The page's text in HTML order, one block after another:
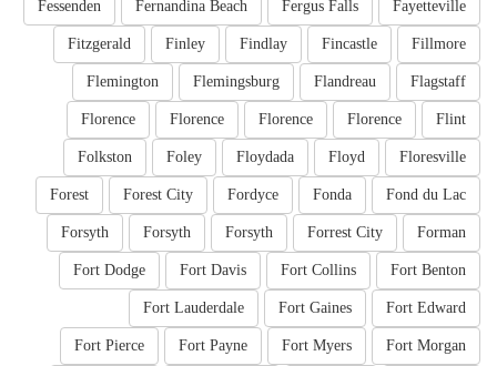
Fayetteville
Fergus Falls
Fernandina Beach
Fessenden
Fillmore
Fincastle
Findlay
Finley
Fitzgerald
Flagstaff
Flandreau
Flemingsburg
Flemington
Flint
Florence
Florence
Florence
Florence
Floresville
Floyd
Floydada
Foley
Folkston
Fond du Lac
Fonda
Fordyce
Forest City
Forest
Forman
Forrest City
Forsyth
Forsyth
Forsyth
Fort Benton
Fort Collins
Fort Davis
Fort Dodge
Fort Edward
Fort Gaines
Fort Lauderdale
Fort Morgan
Fort Myers
Fort Payne
Fort Pierce